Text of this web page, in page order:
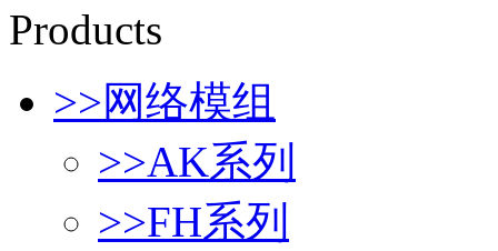
Products
>>网络模组
>>AK系列
>>FH系列